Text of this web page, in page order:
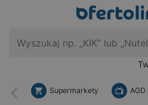
Wstecz
Supermarkety AGD